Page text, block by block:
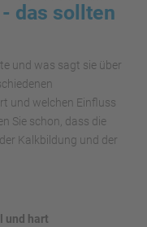
das sollten
und was sagt sie über
und welchen Einfluss
Sie schon, dass die
Kalkbildung und der
und hart